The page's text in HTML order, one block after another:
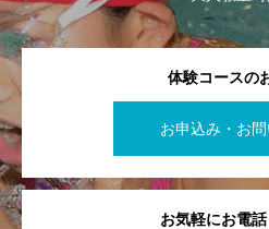
体験コースの
お申込み・お
お気軽にお電